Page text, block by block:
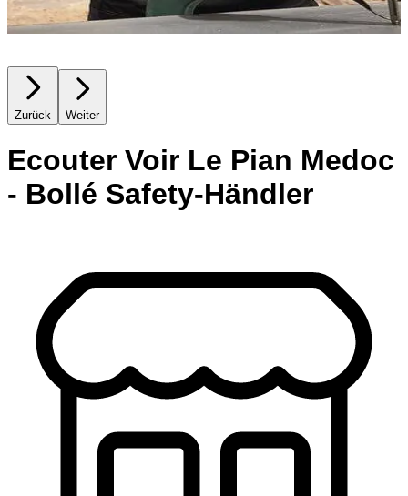
Zurück Weiter
Ecouter Voir Le Pian Medoc
- Bollé Safety-Händler